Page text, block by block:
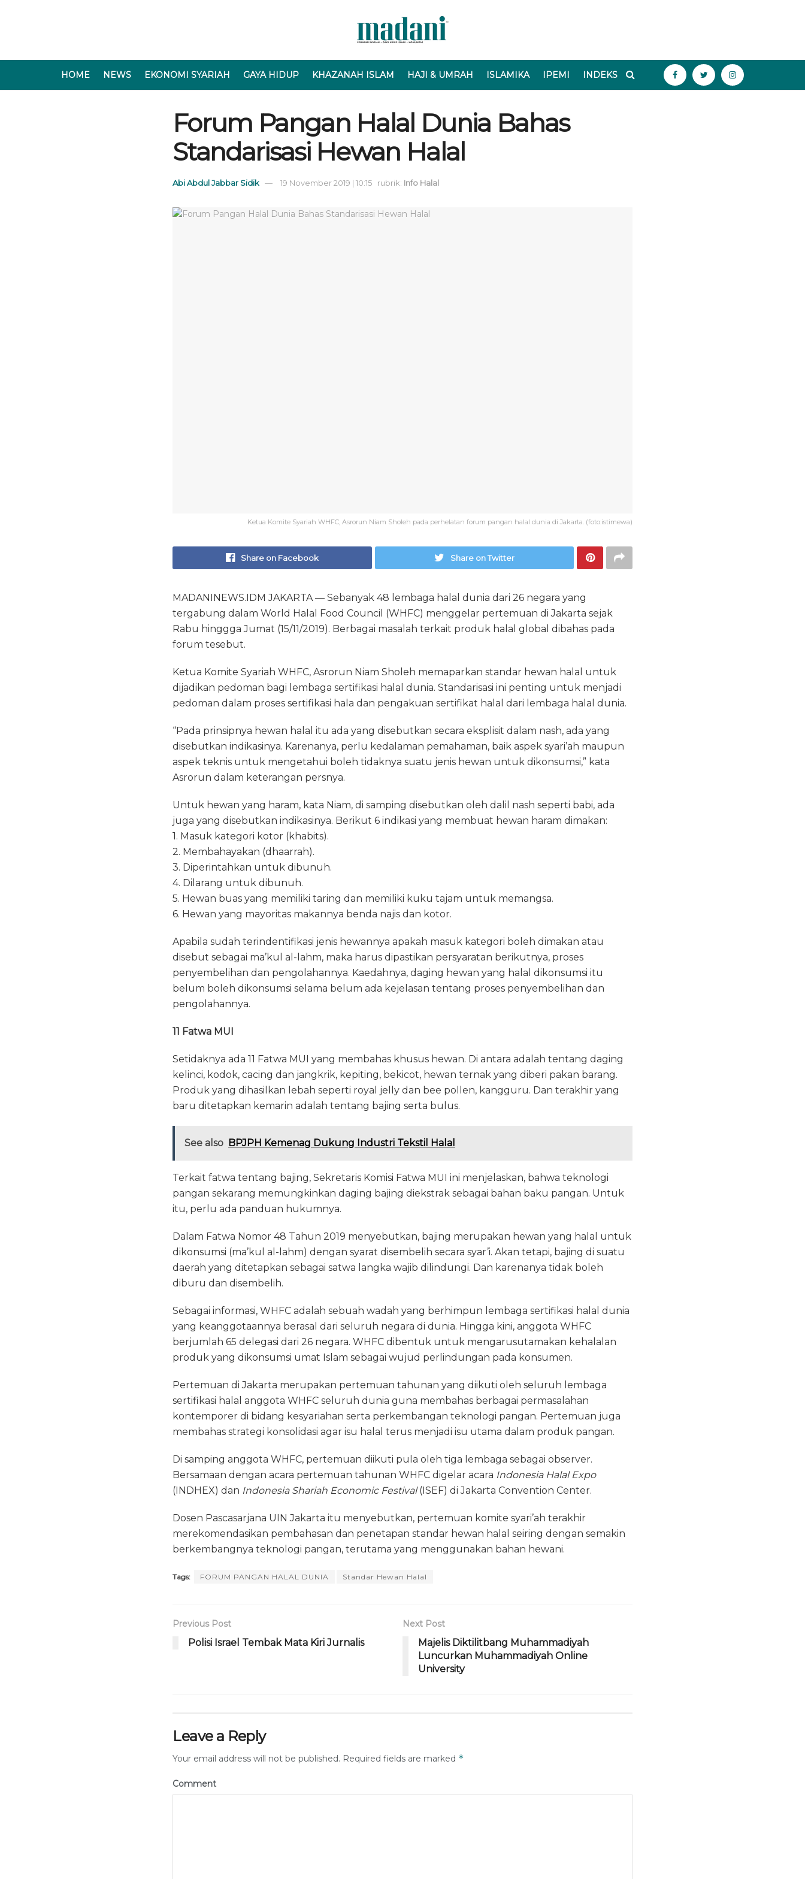
HOME NEWS EKONOMI SYARIAH GAYA HIDUP KHAZANAH ISLAM HAJI & UMRAH ISLAMIKA IPEMI INDEKS
Forum Pangan Halal Dunia Bahas
Standarisasi Hewan Halal
Abi Abdul Jabbar Sidik 19 November 2019 | 10:15 rubrik: Info Halal
Ketua Komite Syariah WHFC, Asrorun Niam Sholeh pada perhelatan forum pangan halal dunia di Jakarta. (foto:istimewa)
Share on Facebook Share on Twitter
MADANINEWS.IDM JAKARTA — Sebanyak 48 lembaga halal dunia dari 26 negara yang
tergabung dalam World Halal Food Council (WHFC) menggelar pertemuan di Jakarta sejak
Rabu hinggga Jumat (15/11/2019). Berbagai masalah terkait produk halal global dibahas pada
forum tesebut.
Ketua Komite Syariah WHFC, Asrorun Niam Sholeh memaparkan standar hewan halal untuk
dijadikan pedoman bagi lembaga sertifikasi halal dunia. Standarisasi ini penting untuk menjadi
pedoman dalam proses sertifikasi hala dan pengakuan sertifikat halal dari lembaga halal dunia.
“Pada prinsipnya hewan halal itu ada yang disebutkan secara eksplisit dalam nash, ada yang
disebutkan indikasinya. Karenanya, perlu kedalaman pemahaman, baik aspek syari’ah maupun
aspek teknis untuk mengetahui boleh tidaknya suatu jenis hewan untuk dikonsumsi,” kata
Asrorun dalam keterangan persnya.
Untuk hewan yang haram, kata Niam, di samping disebutkan oleh dalil nash seperti babi, ada
juga yang disebutkan indikasinya. Berikut 6 indikasi yang membuat hewan haram dimakan:
1. Masuk kategori kotor (khabits).
2. Membahayakan (dhaarrah).
3. Diperintahkan untuk dibunuh.
4. Dilarang untuk dibunuh.
5. Hewan buas yang memiliki taring dan memiliki kuku tajam untuk memangsa.
6. Hewan yang mayoritas makannya benda najis dan kotor.
Apabila sudah terindentifikasi jenis hewannya apakah masuk kategori boleh dimakan atau
disebut sebagai ma’kul al-lahm, maka harus dipastikan persyaratan berikutnya, proses
penyembelihan dan pengolahannya. Kaedahnya, daging hewan yang halal dikonsumsi itu
belum boleh dikonsumsi selama belum ada kejelasan tentang proses penyembelihan dan
pengolahannya.
11 Fatwa MUI
Setidaknya ada 11 Fatwa MUI yang membahas khusus hewan. Di antara adalah tentang daging
kelinci, kodok, cacing dan jangkrik, kepiting, bekicot, hewan ternak yang diberi pakan barang.
Produk yang dihasilkan lebah seperti royal jelly dan bee pollen, kangguru. Dan terakhir yang
baru ditetapkan kemarin adalah tentang bajing serta bulus.
See also BPJPH Kemenag Dukung Industri Tekstil Halal
Terkait fatwa tentang bajing, Sekretaris Komisi Fatwa MUI ini menjelaskan, bahwa teknologi
pangan sekarang memungkinkan daging bajing diekstrak sebagai bahan baku pangan. Untuk
itu, perlu ada panduan hukumnya.
Dalam Fatwa Nomor 48 Tahun 2019 menyebutkan, bajing merupakan hewan yang halal untuk
dikonsumsi (ma’kul al-lahm) dengan syarat disembelih secara syar’i. Akan tetapi, bajing di suatu
daerah yang ditetapkan sebagai satwa langka wajib dilindungi. Dan karenanya tidak boleh
diburu dan disembelih.
Sebagai informasi, WHFC adalah sebuah wadah yang berhimpun lembaga sertifikasi halal dunia
yang keanggotaannya berasal dari seluruh negara di dunia. Hingga kini, anggota WHFC
berjumlah 65 delegasi dari 26 negara. WHFC dibentuk untuk mengarusutamakan kehalalan
produk yang dikonsumsi umat Islam sebagai wujud perlindungan pada konsumen.
Pertemuan di Jakarta merupakan pertemuan tahunan yang diikuti oleh seluruh lembaga
sertifikasi halal anggota WHFC seluruh dunia guna membahas berbagai permasalahan
kontemporer di bidang kesyariahan serta perkembangan teknologi pangan. Pertemuan juga
membahas strategi konsolidasi agar isu halal terus menjadi isu utama dalam produk pangan.
Di samping anggota WHFC, pertemuan diikuti pula oleh tiga lembaga sebagai observer.
Bersamaan dengan acara pertemuan tahunan WHFC digelar acara Indonesia Halal Expo
(INDHEX) dan Indonesia Shariah Economic Festival(ISEF) di Jakarta Convention Center.
Dosen Pascasarjana UIN Jakarta itu menyebutkan, pertemuan komite syari’ah terakhir
merekomendasikan pembahasan dan penetapan standar hewan halal seiring dengan semakin
berkembangnya teknologi pangan, terutama yang menggunakan bahan hewani.
Tags: FORUM PANGAN HALAL DUNIA Standar Hewan Halal
Previous Post
Polisi Israel Tembak Mata Kiri Jurnalis
Next Post
Majelis Diktilitbang Muhammadiyah
Luncurkan Muhammadiyah Online
University
Leave a Reply
Your email address will not be published. Required fields are marked *
Comment